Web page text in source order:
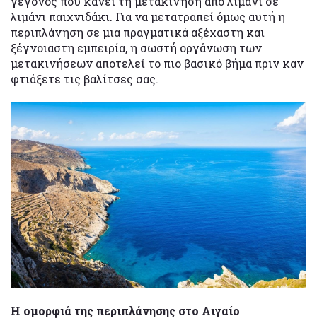
λιμάνι παιχνιδάκι. Για να μετατραπεί όμως αυτή η
περιπλάνηση σε μια πραγματικά αξέχαστη και
ξέγνοιαστη εμπειρία, η σωστή οργάνωση των
μετακινήσεων αποτελεί το πιο βασικό βήμα πριν καν
φτιάξετε τις βαλίτσες σας.
Η ομορφιά της περιπλάνησης στο Αιγαίο